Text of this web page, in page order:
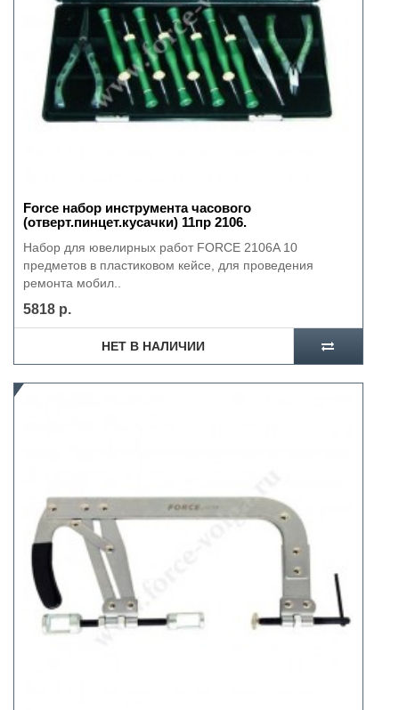
Force набор инструмента часового
(отверт.пинцет.кусачки) 11пр 2106.
Набор для ювелирных работ FORCE 2106A 10
предметов в пластиковом кейсе, для проведения
ремонта мобил..
5818 р.
НЕТ В НАЛИЧИИ